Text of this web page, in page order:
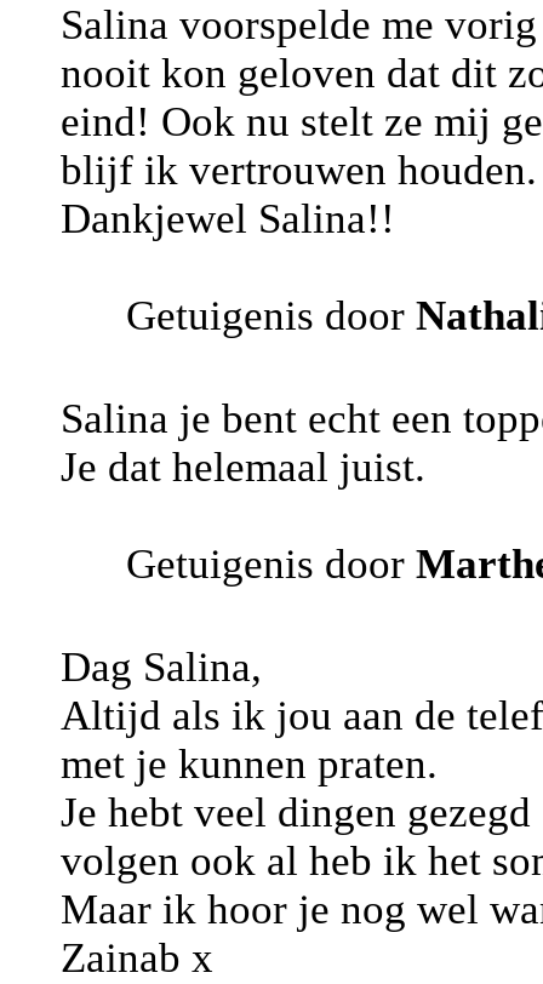
Salina voorspelde me
nooit kon geloven dat dit
eind! Ook nu stelt ze mij
blijf ik vertrouwen houden.
Dankjewel Salina!!
Getuigenis door
Salina je bent echt een
Je dat helemaal juist.
Getuigenis door
Dag Salina,
Altijd als ik jou aan de
met je kunnen praten.
Je hebt veel dingen
volgen ook al heb ik het
Maar ik hoor je nog wel
Zainab x